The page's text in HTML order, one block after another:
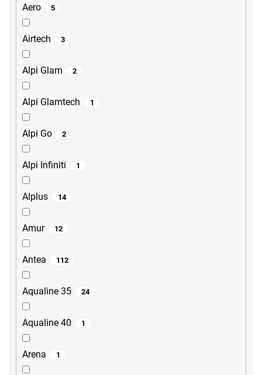
Aero 5
Airtech 3
Alpi Glam 2
Alpi Glamtech 1
Alpi Go 2
Alpi Infiniti 1
Alplus 14
Amur 12
Antea 112
Aqualine 35 24
Aqualine 40 1
Arena 1